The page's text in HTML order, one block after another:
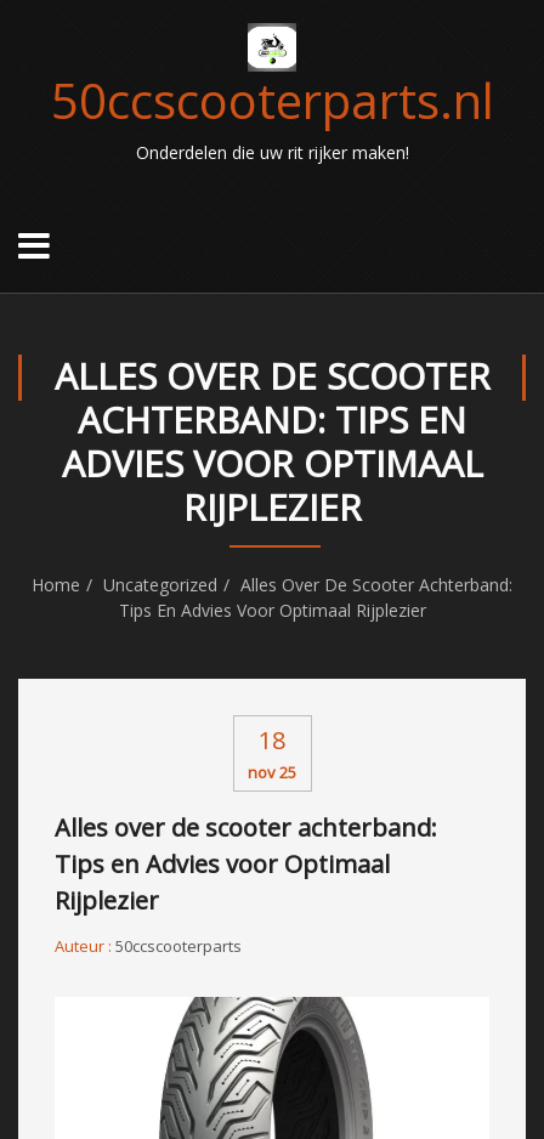
50ccscooterparts.nl
Onderdelen die uw rit rijker maken!
ALLES OVER DE SCOOTER
ACHTERBAND: TIPS EN
ADVIES VOOR OPTIMAAL
RIJPLEZIER
Home Uncategorized
Alles Over De Scooter Achterband:
Tips En Advies Voor Optimaal Rijplezier
18
nov 25
Alles over de scooter achterband:
Tips en Advies voor Optimaal
Rijplezier
Auteur : 50ccscooterparts